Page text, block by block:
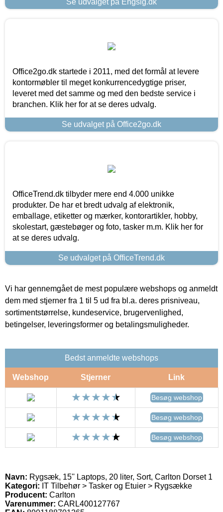
Office2go.dk startede i 2011, med det formål at levere
kontormøbler til meget konkurrencedygtige priser,
leveret med det samme og med den bedste service i
branchen. Klik her for at se deres udvalg.
Se udvalget på Office2go.dk
OfficeTrend.dk tilbyder mere end 4.000 unikke
produkter. De har et bredt udvalg af elektronik,
emballage, etiketter og mærker, kontorartikler, hobby,
skolestart, gæstebøger og foto, tasker m.m. Klik her for
at se deres udvalg.
Se udvalget på OfficeTrend.dk
Vi har gennemgået de mest populære webshops og anmeldt
dem med stjerner fra 1 til 5 ud fra bl.a. deres prisniveau,
sortimentstørrelse, kundeservice, brugervenlighed,
betingelser, leveringsformer og betalingsmuligheder.
Bedst anmeldte webshops
Webshop Stjerner Link
Besøg webshop
Besøg webshop
Besøg webshop
Navn: Rygsæk, 15'' Laptops, 20 liter, Sort, Carlton Dorset 1
Kategori: IT Tilbehør > Tasker og Etuier > Rygsække
Producent: Carlton
Varenummer: CARL400127767